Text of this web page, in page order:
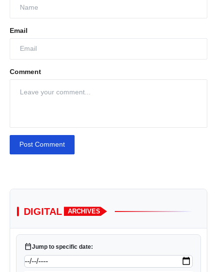
Email
Comment
Post Comment
DIGITAL ARCHIVES
calendar_todayJump to specific date: